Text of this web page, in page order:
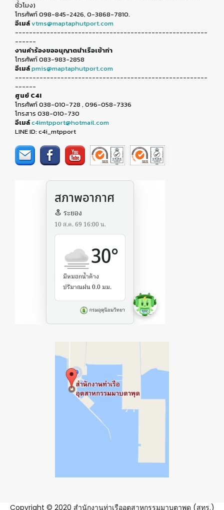
ชั่วโมง)
โทรศัพท์ 098-845-2426, 0-3868-7810.
อีเมล์vtms@maptaphutport.com
-------------------------------------------------------
------
งานคำร้องขออนุญาตนำเรือเข้าท่า
โทรศัพท์ 083-983-2858
อีเมล์pmis@maptaphutport.com
-------------------------------------------------------
------
ศูนย์ C4I
โทรศัพท์ 038-010-728 , 096-058-7336
โทรสาร 038-010-730
อีเมล์c4imtpport@hotmail.com
LINE ID: c4i_mtpport
Copyright © 2020 สำนักงานท่าเรืออุตสาหกรรมมาบตาพุด (สทร.)